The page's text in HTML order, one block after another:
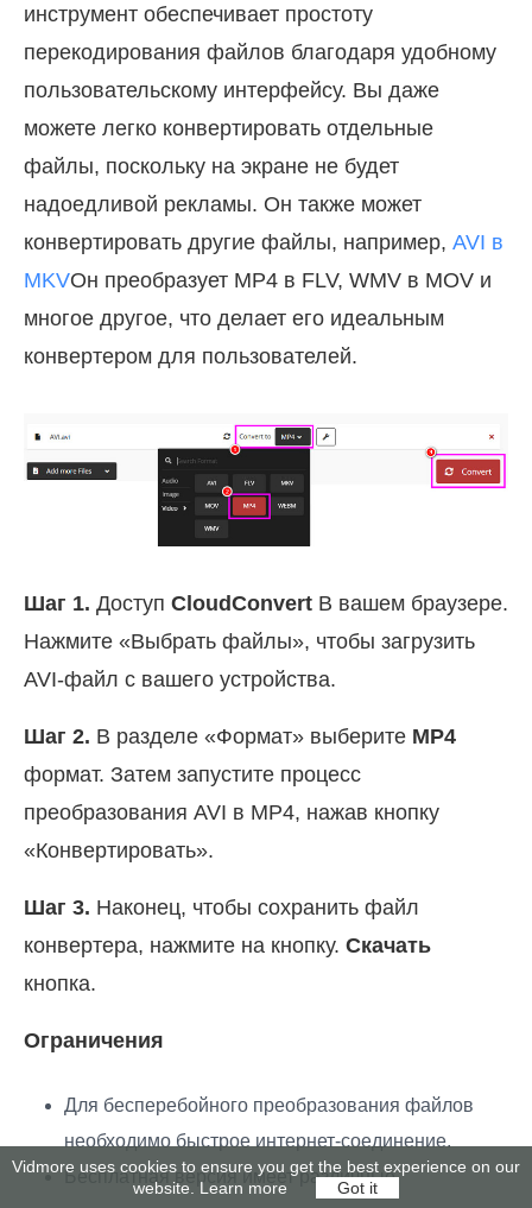
инструмент обеспечивает простоту
перекодирования файлов благодаря удобному
пользовательскому интерфейсу. Вы даже
можете легко конвертировать отдельные
файлы, поскольку на экране не будет
надоедливой рекламы. Он также может
конвертировать другие файлы, например, AVI в
MKVОн преобразует MP4 в FLV, WMV в MOV и
многое другое, что делает его идеальным
конвертером для пользователей.
Шаг 1. Доступ CloudConvert В вашем браузере.
Нажмите «Выбрать файлы», чтобы загрузить
AVI-файл с вашего устройства.
Шаг 2. В разделе «Формат» выберите MP4
формат. Затем запустите процесс
преобразования AVI в MP4, нажав кнопку
«Конвертировать».
Шаг 3. Наконец, чтобы сохранить файл
конвертера, нажмите на кнопку. Скачать
кнопка.
Ограничения
Для бесперебойного преобразования файлов
необходимо быстрое интернет-соединение.
Бесплатная версия имеет различные
Vidmore uses cookies to ensure you get the best experience on our
website. Learn more Got it